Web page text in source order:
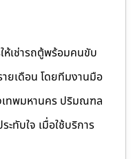
ห้เช่ารถตู้พร้อมคนขับ
ยเดือน โดยทีมงานมือ
เทพมหานคร ปริมณฑล
ทับใจ เมื่อใช้บริการ